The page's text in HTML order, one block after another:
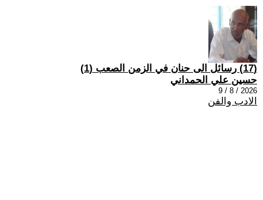
(17) رسائل الى حنان في الزمن الصعب (1)
حسين علي الحمداني
2026 / 8 / 9
الادب والفن